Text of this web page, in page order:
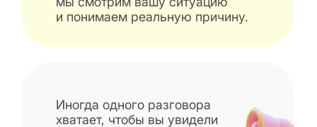
После нажатия откроется короткая анкета: что болит сильнее
всего в салоне
КАК ЭТО ВЫГЛЯДИТ